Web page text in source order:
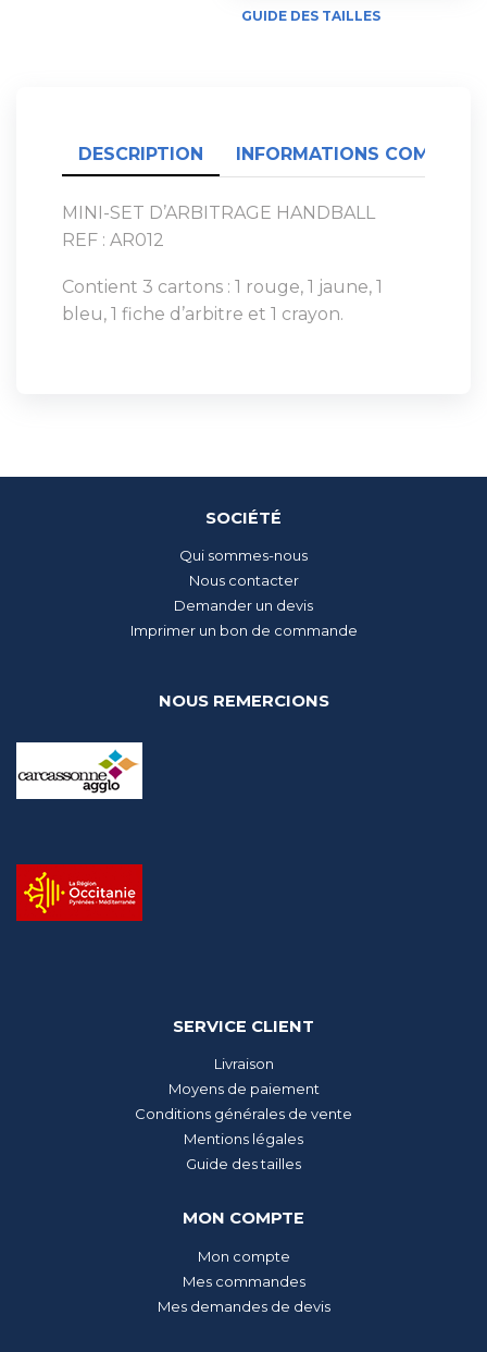
GUIDE DES TAILLES
DESCRIPTION INFORMATIONS
MINI-SET D’ARBITRAGE HANDBALL
REF : AR012
Contient 3 cartons : 1 rouge, 1 jaune, 1
bleu, 1 fiche d’arbitre et 1 crayon.
SOCIÉTÉ
Qui sommes-nous
Nous contacter
Demander un devis
Imprimer un bon de commande
NOUS REMERCIONS
SERVICE CLIENT
Livraison
Moyens de paiement
Conditions générales de vente
Mentions légales
Guide des tailles
MON COMPTE
Mon compte
Mes commandes
Mes demandes de devis